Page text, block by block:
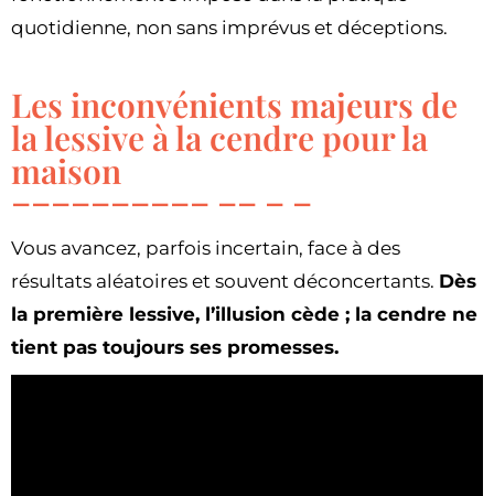
quotidienne, non sans imprévus et déceptions.
Les inconvénients majeurs de
la lessive à la cendre pour la
maison
Vous avancez, parfois incertain, face à des
résultats aléatoires et souvent déconcertants. Dès
la première lessive, l’illusion cède ; la cendre ne
tient pas toujours ses promesses.